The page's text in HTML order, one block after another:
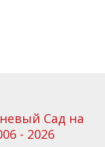
Сад на
- 2026